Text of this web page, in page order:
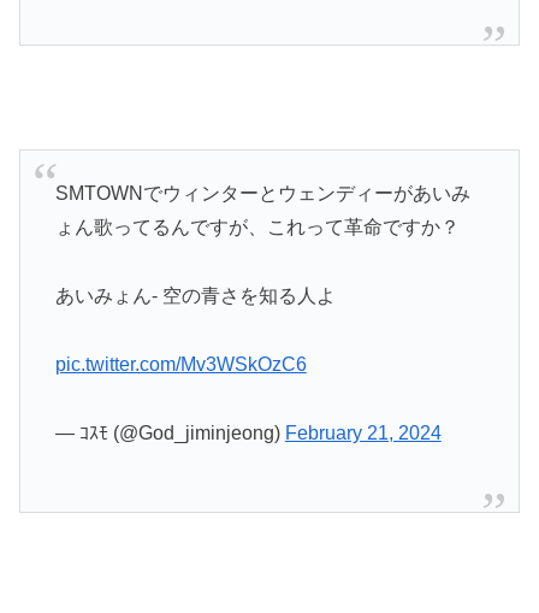
SMTOWNでウィンターとウェンディーがあいみ
ょん歌ってるんですが、これって革命ですか？
あいみょん- 空の青さを知る人よ
pic.twitter.com/Mv3WSkOzC6
— ｺｽﾓ (@God_jiminjeong) February 21, 2024